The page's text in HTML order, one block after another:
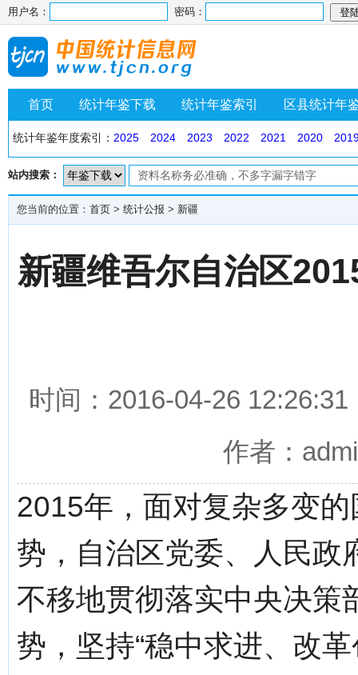
用户名： 密码：
首页 统计年鉴下载 统计年鉴索引 区县统计年
统计年鉴年度索引： 2025 2024 2023 2022 2021 2020
站内搜索：
您当前的位置： 首页 > 统计公报 > 新疆
新疆维吾尔自治区
时间：2016-04-26
作者：
2015年，面对复杂多变的
势，自治区党委、人民政
不移地贯彻落实中央决策
势，坚持“稳中求进、改